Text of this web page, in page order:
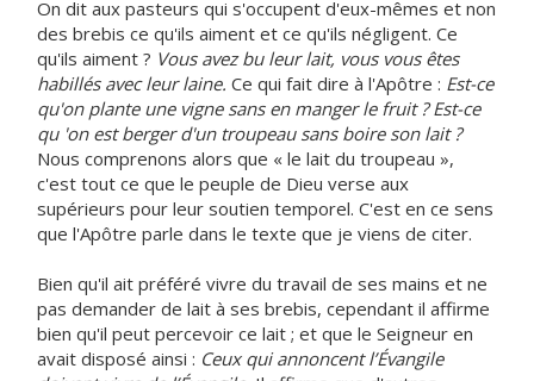
On dit aux pasteurs qui s'occupent d'eux-mêmes et non
des brebis ce qu'ils aiment et ce qu'ils négligent. Ce
qu'ils aiment ? Vous avez bu leur lait, vous vous êtes
habillés avec leur laine. Ce qui fait dire à l'Apôtre : Est-ce
qu'on plante une vigne sans en manger le fruit ? Est-ce
qu 'on est berger d'un troupeau sans boire son lait ?
Nous comprenons alors que « le lait du troupeau »,
c'est tout ce que le peuple de Dieu verse aux
supérieurs pour leur soutien temporel. C'est en ce sens
que l'Apôtre parle dans le texte que je viens de citer.
Bien qu'il ait préféré vivre du travail de ses mains et ne
pas demander de lait à ses brebis, cependant il affirme
bien qu'il peut percevoir ce lait ; et que le Seigneur en
avait disposé ainsi : Ceux qui annoncent l’Évangile